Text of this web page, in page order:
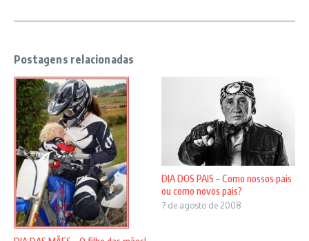
Postagens relacionadas
DIA DOS PAIS – Como nossos pais
ou como novos pais?
7 de agosto de 2008